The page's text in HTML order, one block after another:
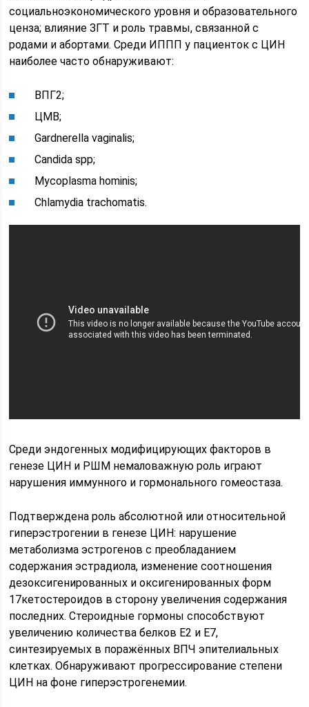
социальноэкономического уровня и образовательного
ценза; влияние ЗГТ и роль травмы, связанной с
родами и абортами. Среди ИППП у пациенток с ЦИН
наиболее часто обнаруживают:
ВПГ2;
ЦМВ;
Gardnerella vaginalis;
Candida spp;
Mycoplasma hominis;
Chlamydia trachomatis.
Среди эндогенных модифицирующих факторов в
генезе ЦИН и РШМ немаловажную роль играют
нарушения иммунного и гормонального гомеостаза.
Подтверждена роль абсолютной или относительной
гиперэстрогении в генезе ЦИН: нарушение
метаболизма эстрогенов с преобладанием
содержания эстрадиола, изменение соотношения
дезоксигенированных и оксигенированных форм
17кетостероидов в сторону увеличения содержания
последних. Стероидные гормоны способствуют
увеличению количества белков E2 и E7,
синтезируемых в поражённых ВПЧ эпителиальных
клетках. Обнаруживают прогрессирование степени
ЦИН на фоне гиперэстрогенемии.